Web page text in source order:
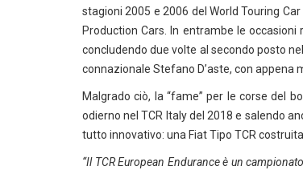
stagioni 2005 e 2006 del World Touring
Production Cars. In entrambe le
concludendo due volte al secondo posto
connazionale Stefano D’aste, con appena
Malgrado ciò, la “fame” per le corse del
odierno nel TCR Italy del 2018 e salendo
tutto innovativo: una Fiat Tipo TCR
“Il TCR European Endurance è un